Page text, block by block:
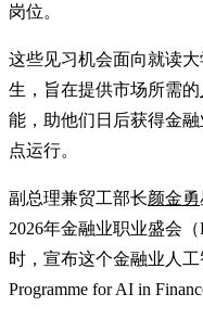
岗位。
这些见习机会面向就读
生，旨在提供市场所需的
能，助他们日后获得金
点运行。
副总理兼贸工部长颜金勇
2026年金融业职业盛会（
时，宣布这个金融业人工
Programme for AI in